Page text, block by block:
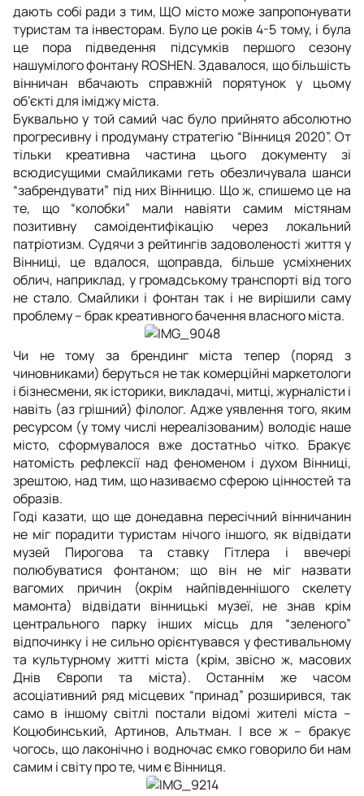
дають собі ради з тим, ЩО місто може запропонувати
туристам та інвесторам. Було це років 4-5 тому, і була
це пора підведення підсумків першого сезону
нашумілого фонтану ROSHEN. Здавалося, що більшість
вінничан вбачають справжній порятунок у цьому
об’єкті для іміджу міста.
Буквально у той самий час було прийнято абсолютно
прогресивну і продуману стратегію “Вінниця 2020”. От
тільки креативна частина цього документу зі
всюдисущими смайликами геть обезличувала шанси
“забрендувати” під них Вінницю. Що ж, спишемо це на
те, що “колобки” мали навіяти самим містянам
позитивну самоідентифікацію через локальний
патріотизм. Судячи з рейтингів задоволеності життя у
Вінниці, це вдалося, щоправда, більше усміхнених
облич, наприклад, у громадському транспорті від того
не стало. Смайлики і фонтан так і не вирішили саму
проблему – брак креативного бачення власного міста.
Чи не тому за брендинг міста тепер (поряд з
чиновниками) беруться не так комерційні маркетологи
і бізнесмени, як історики, викладачі, митці, журналісти і
навіть (аз грішний) філолог. Адже уявлення того, яким
ресурсом (у тому числі нереалізованим) володіє наше
місто, сформувалося вже достатньо чітко. Бракує
натомість рефлексії над феноменом і духом Вінниці,
зрештою, над тим, що називаємо сферою цінностей та
образів.
Годі казати, що ще донедавна пересічний вінничанин
не міг порадити туристам нічого іншого, як відвідати
музей Пирогова та ставку Гітлера і ввечері
полюбуватися фонтаном; що він не міг назвати
вагомих причин (окрім найпівденнішого скелету
мамонта) відвідати вінницькі музеї, не знав крім
центрального парку інших місць для “зеленого”
відпочинку і не сильно орієнтувався у фестивальному
та культурному житті міста (крім, звісно ж, масових
Днів Європи та міста). Останнім же часом
асоціативний ряд місцевих “принад” розширився, так
само в іншому світлі постали відомі жителі міста –
Коцюбинський, Артинов, Альтман. І все ж – бракує
чогось, що лаконічно і водночас ємко говорило би нам
самим і світу про те, чим є Вінниця.